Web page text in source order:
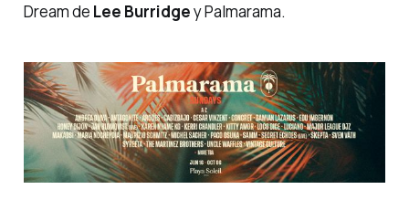
Dreamde Lee BurridgeyPalmarama.